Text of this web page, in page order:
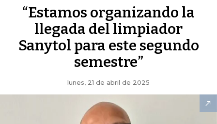
“Estamos organizando la
llegada del limpiador
Sanytol para este segundo
semestre”
lunes, 21 de abril de 2025